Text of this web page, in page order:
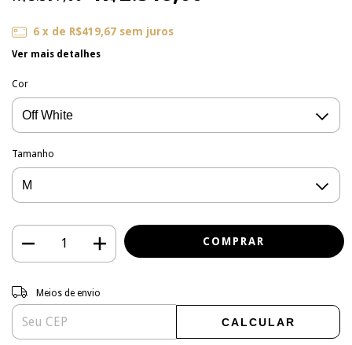
6 x de R$419,67 sem juros
Ver mais detalhes
Cor
Tamanho
Entregas para o CEP:
Meios de envio
CALCULAR